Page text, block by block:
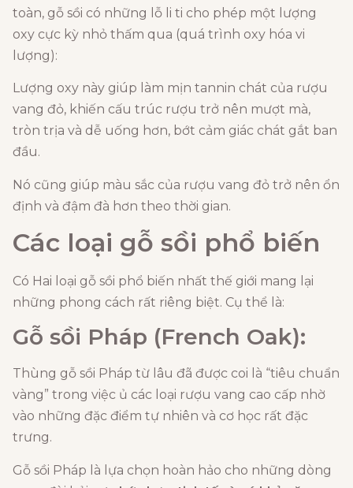
toàn, gỗ sồi có những lỗ li ti cho phép một lượng
oxy cực kỳ nhỏ thấm qua (quá trình oxy hóa vi
lượng):
Lượng oxy này giúp làm mịn tannin chát của rượu
vang đỏ, khiến cấu trúc rượu trở nên mượt mà,
tròn trịa và dễ uống hơn, bớt cảm giác chát gắt ban
đầu.
Nó cũng giúp màu sắc của rượu vang đỏ trở nên ổn
định và đậm đà hơn theo thời gian.
Các loại gỗ sồi phổ biến
Có Hai loại gỗ sồi phổ biến nhất thế giới mang lại
những phong cách rất riêng biệt. Cụ thể là:
Gỗ sồi Pháp (French Oak):
Thùng gỗ sồi Pháp từ lâu đã được coi là “tiêu chuẩn
vàng” trong việc ủ các loại rượu vang cao cấp nhờ
vào những đặc điểm tự nhiên và cơ học rất đặc
trưng.
Gỗ sồi Pháp là lựa chọn hoàn hảo cho những dòng